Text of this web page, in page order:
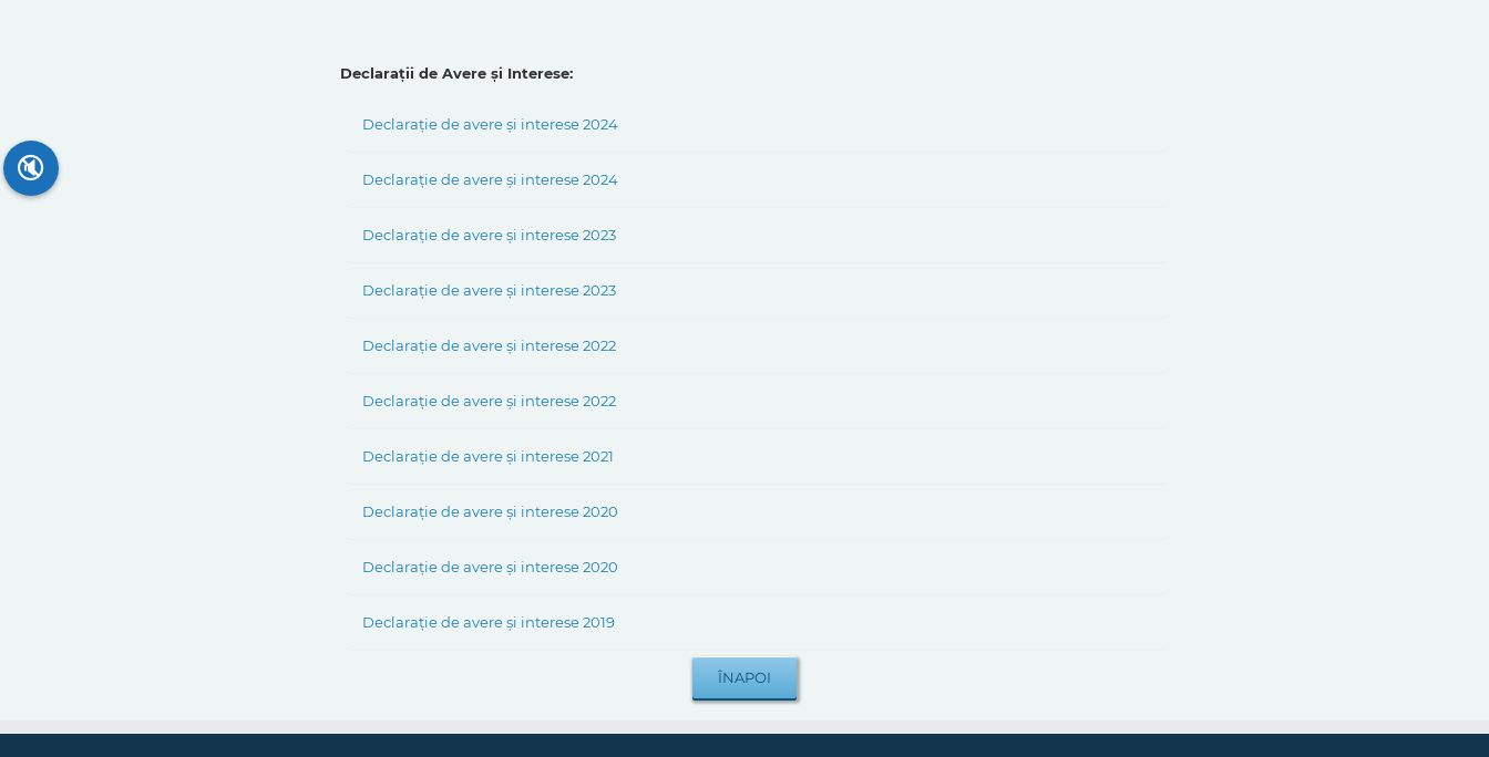
Declarații de Avere și Interese:
Declarație de avere și interese 2024
Declarație de avere și interese 2024
Declarație de avere și interese 2023
Declarație de avere și interese 2023
Declarație de avere și interese 2022
Declarație de avere și interese 2022
Declarație de avere și interese 2021
Declarație de avere și interese 2020
Declarație de avere și interese 2020
Declarație de avere și interese 2019
🔇